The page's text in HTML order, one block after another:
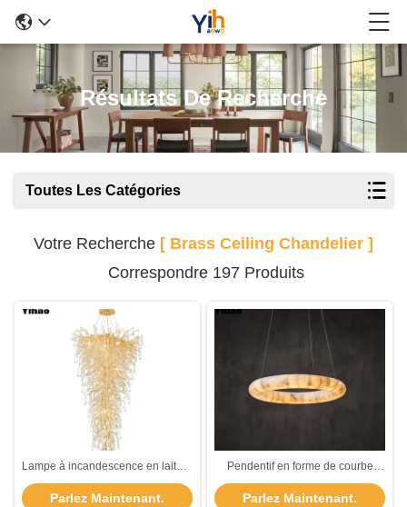
Résultats De Recherche
Toutes Les Catégories
Votre Recherche [ Brass Ceiling Chandelier ]
Correspondre 197 Produits
Lampe à incandescence en laiton,
chandelier de cristal, plafond,
câblé
Parlez Maintenant.
Pendentif en forme de courbe
gelée Alabaster Marbre plafond
lustre pour la décoration intérieure
Parlez Maintenant.